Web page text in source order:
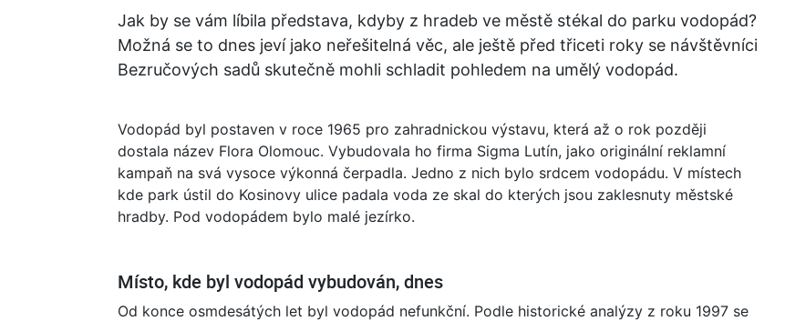
Jak by se vám líbila představa, kdyby z hradeb ve městě stékal do parku vodopád?
Možná se to dnes jeví jako neřešitelná věc, ale ještě před třiceti roky se návštěvníci
Bezručových sadů skutečně mohli schladit pohledem na umělý vodopád.
Vodopád byl postaven v roce 1965 pro zahradnickou výstavu, která až o rok později
dostala název Flora Olomouc. Vybudovala ho firma Sigma Lutín, jako originální reklamní
kampaň na svá vysoce výkonná čerpadla. Jedno z nich bylo srdcem vodopádu. V místech
kde park ústil do Kosinovy ulice padala voda ze skal do kterých jsou zaklesnuty městské
hradby. Pod vodopádem bylo malé jezírko.
Místo, kde byl vodopád vybudován, dnes
Od konce osmdesátých let byl vodopád nefunkční. Podle historické analýzy z roku 1997 se